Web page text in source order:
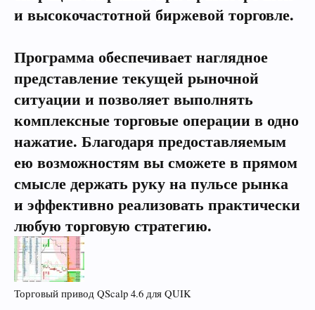
и высокочастотной биржевой торговле.
Программа обеспечивает наглядное
представление текущей рыночной
ситуации и позволяет выполнять
комплексные торговые операции в одно
нажатие. Благодаря предоставляемым
ею возможностям вы сможете в прямом
смысле держать руку на пульсе рынка
и эффективно реализовать практически
любую торговую стратегию.
Торговый привод QScalp 4.6 для QUIK